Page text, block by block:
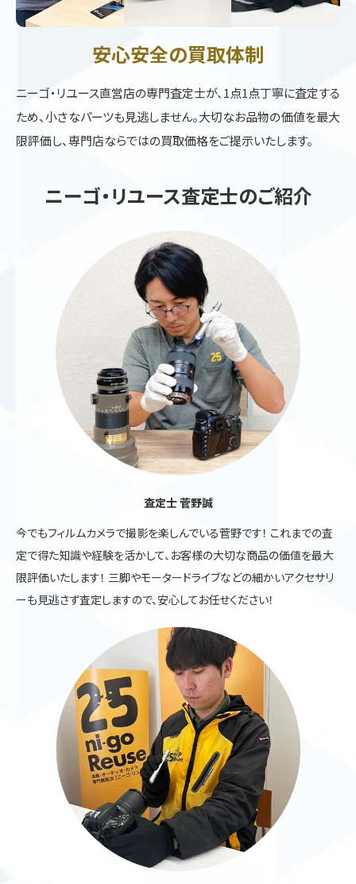
安心安全の買取体制
ニーゴ・リユース直営店の専門査定士が、1点1点丁寧に査定する
ため、小さなパーツも見逃しません。大切なお品物の価値を最大
限評価し、専門店ならではの買取価格をご提示いたします。
ニーゴ・リユース査定士のご紹介
査定士 菅野誠
今でもフィルムカメラで撮影を楽しんでいる菅野です！ これまでの査
定で得た知識や経験を活かして、お客様の大切な商品の価値を最大
限評価いたします！ 三脚やモータードライブなどの細かいアクセサリ
ーも見逃さず査定しますので、安心してお任せください！